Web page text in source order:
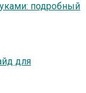
подробный
для